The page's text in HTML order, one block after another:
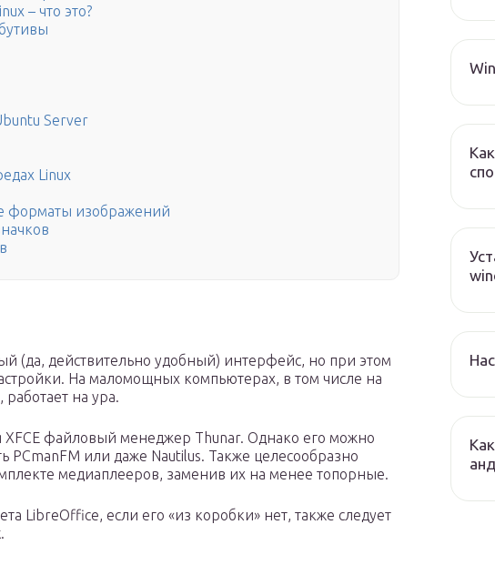
– что это?
Server
Linux
форматы изображений
(да, действительно удобный) интерфейс, но при этом
На маломощных компьютерах, в том числе на
на ура.
XFCE файловый менеджер Thunar. Однако его можно
PCmanFM или даже Nautilus. Также целесообразно
медиаплееров, заменив их на менее топорные.
LibreOffice, если его «из коробки» нет, также следует